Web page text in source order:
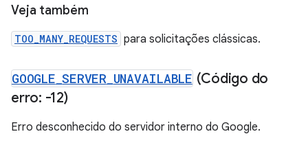
Veja também
TOO_MANY_REQUESTS para solicitações clássicas.
GOOGLE _SERVER_ UNAVAILABLE (Código do
erro: -12)
Erro desconhecido do servidor interno do Google.